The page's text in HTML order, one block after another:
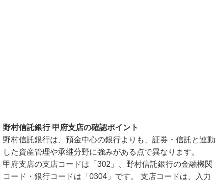
野村信託銀行 甲府支店の確認ポイント
野村信託銀行は、預金中心の銀行よりも、証券・信託と連動
した資産管理や承継分野に強みがある点で異なります。
甲府支店の支店コードは「302」、野村信託銀行の金融機関
コード・銀行コードは「0304」です。 支店コードは、入力